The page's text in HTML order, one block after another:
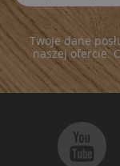
Twoje dane
naszej ofercie.